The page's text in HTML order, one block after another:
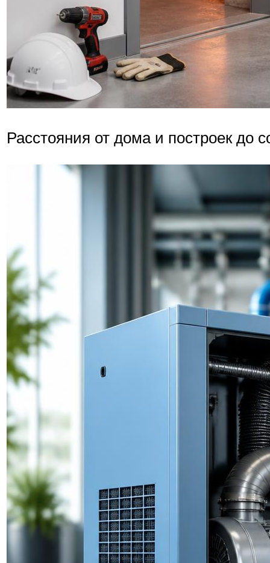
Расстояния от дома и построек до